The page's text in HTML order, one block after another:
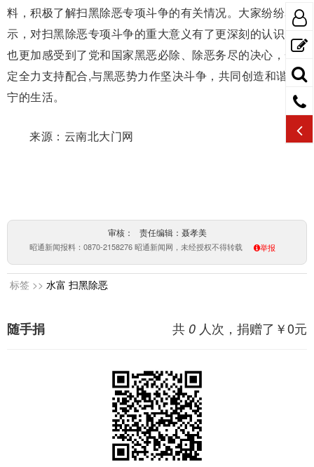
料，积极了解扫黑除恶专项斗争的有关情况。大家纷纷表
示，对扫黑除恶专项斗争的重大意义有了更深刻的认识，
也更加感受到了党和国家黑恶必除、除恶务尽的决心，一
定全力支持配合,与黑恶势力作坚决斗争，共同创造和谐安
宁的生活。
来源：云南北大门网
审核： 责任编辑：聂孝美
昭通新闻报料：0870-2158276 昭通新闻网，未经授权不得转载 举报
标签 >> 水富 扫黑除恶
共 0 人次，捐赠了￥0元
随手捐